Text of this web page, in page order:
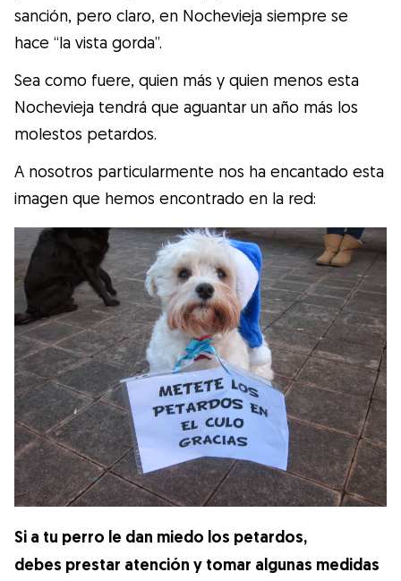
sanción, pero claro, en Nochevieja siempre se
hace “la vista gorda”.
Sea como fuere, quien más y quien menos esta
Nochevieja tendrá que aguantar un año más los
molestos petardos.
A nosotros particularmente nos ha encantado esta
imagen que hemos encontrado en la red:
Si a tu perro le dan miedo los petardos,
debes prestar atención y tomar algunas medidas